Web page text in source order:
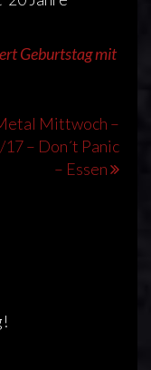
Geburtstag mit
Mittwoch –
– Don´t Panic
– Essen